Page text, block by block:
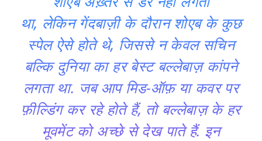
था, लेकिन गेंदबाज़ी के दौरान शोएब के कुछ
स्पेल ऐसे होते थे, जिससे न केवल सचिन
बल्कि दुनिया का हर बेस्ट बल्लेबाज़ कांपने
लगता था. जब आप मिड-ऑफ़ या कवर पर
फ़ील्डिंग कर रहे होते हैं, तो बल्लेबाज़ के हर
मूवमेंट को अच्छे से देख पाते हैं. इन